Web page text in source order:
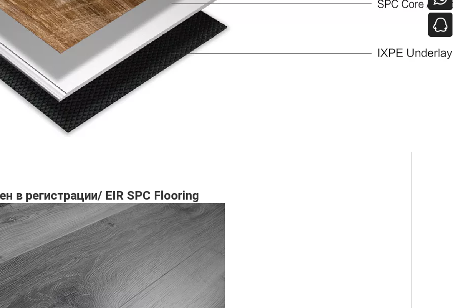
в регистрации/ EIR SPC Flooring